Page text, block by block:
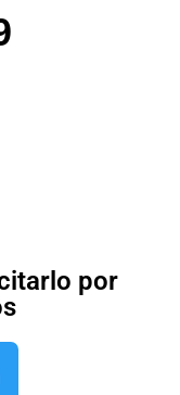
por